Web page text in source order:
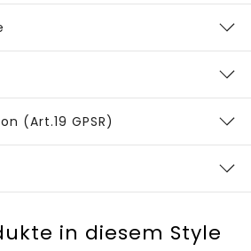
(Art.19 GPSR)
in diesem Style